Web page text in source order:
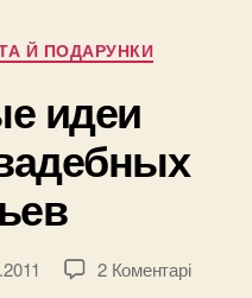
Й ПОДАРУНКИ
идеи
2 Коментарідо